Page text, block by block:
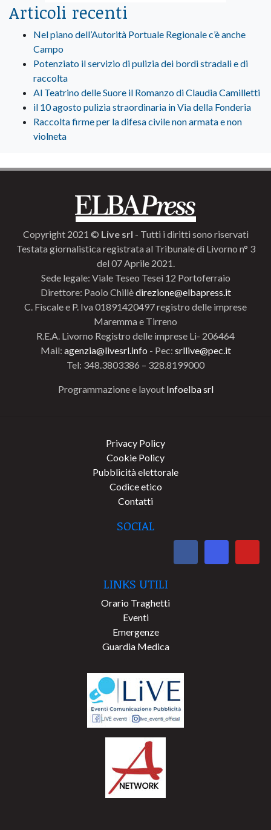
Articoli recenti
Nel piano dell’Autorità Portuale Regionale c’è anche
Campo
Potenziato il servizio di pulizia dei bordi stradali e di
raccolta
Al Teatrino delle Suore il Romanzo di Claudia Camilletti
il 10 agosto pulizia straordinaria in Via della Fonderia
Raccolta firme per la difesa civile non armata e non
violneta
Copyright 2021 © Live srl - Tutti i diritti sono riservati
Testata giornalistica registrata al Tribunale di Livorno n° 3
del 07 Aprile 2021.
Sede legale: Viale Teseo Tesei 12 Portoferraio
Direttore: Paolo Chillèdirezione@elbapress.it
C. Fiscale e P. Iva 01891420497 registro delle imprese
Maremma e Tirreno
R.E.A. Livorno Registro delle imprese Li- 206464
Mail: agenzia@livesrl.info - Pec: srllive@pec.it
Tel: 348.3803386 – 328.8199000
Programmazione e layout Infoelba srl
Privacy Policy
Cookie Policy
Pubblicità elettorale
Codice etico
Contatti
SOCIAL
LINKS UTILI
Orario Traghetti
Eventi
Emergenze
Guardia Medica